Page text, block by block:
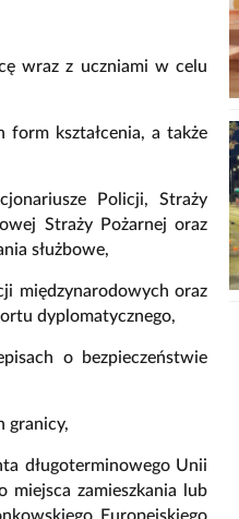
wraz z uczniami w celu
form kształcenia, a także
Policji, Straży
Straży Pożarnej oraz
służbowe,
międzynarodowych oraz
dyplomatycznego,
o bezpieczeństwie
granicy,
długoterminowego Unii
miejsca zamieszkania lub